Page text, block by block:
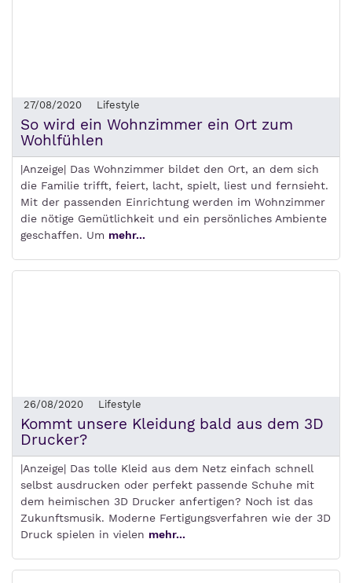
27/08/2020 Lifestyle
So wird ein Wohnzimmer ein Ort zum
Wohlfühlen
|Anzeige| Das Wohnzimmer bildet den Ort, an dem sich
die Familie trifft, feiert, lacht, spielt, liest und fernsieht.
Mit der passenden Einrichtung werden im Wohnzimmer
die nötige Gemütlichkeit und ein persönliches Ambiente
geschaffen. Um mehr...
26/08/2020 Lifestyle
Kommt unsere Kleidung bald aus dem 3D
Drucker?
|Anzeige| Das tolle Kleid aus dem Netz einfach schnell
selbst ausdrucken oder perfekt passende Schuhe mit
dem heimischen 3D Drucker anfertigen? Noch ist das
Zukunftsmusik. Moderne Fertigungsverfahren wie der 3D
Druck spielen in vielen mehr...